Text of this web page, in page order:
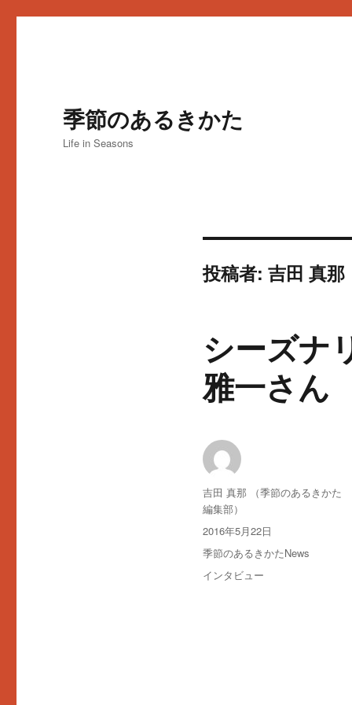
季節のあるきかた
Life in Seasons
投稿者: 吉田 真
シーズ
雅一さん
投
稿
者
吉田 真那 （季節のあるきかた
編集部）
投
稿
日:
2016年5月22日
カ
テ
ゴ
季節のあるきかたNews
タ
インタビュー